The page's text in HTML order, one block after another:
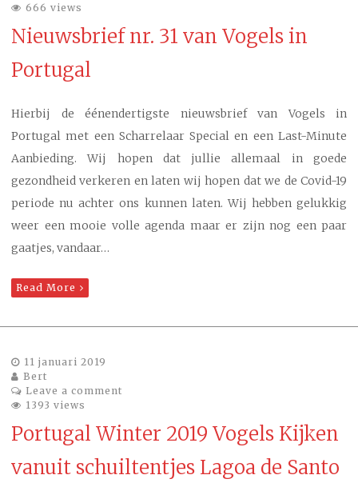
666 views
Nieuwsbrief nr. 31 van Vogels in
Portugal
Hierbij de éénendertigste nieuwsbrief van Vogels in
Portugal met een Scharrelaar Special en een Last-Minute
Aanbieding. Wij hopen dat jullie allemaal in goede
gezondheid verkeren en laten wij hopen dat we de Covid-19
periode nu achter ons kunnen laten. Wij hebben gelukkig
weer een mooie volle agenda maar er zijn nog een paar
gaatjes, vandaar…
Read More
11 januari 2019
Bert
Leave a comment
1393 views
Portugal Winter 2019 Vogels Kijken
vanuit schuiltentjes Lagoa de Santo